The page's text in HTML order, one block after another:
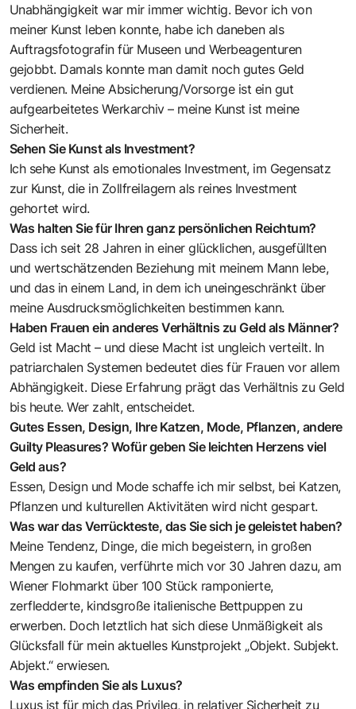
Unabhängigkeit war mir immer wichtig. Bevor ich von
meiner Kunst leben konnte, habe ich daneben als
Auftragsfotografin für Museen und Werbeagenturen
gejobbt. Damals konnte man damit noch gutes Geld
verdienen. Meine Absicherung/Vorsorge ist ein gut
aufgearbeitetes Werkarchiv – meine Kunst ist meine
Sicherheit.
Sehen Sie Kunst als Investment?
Ich sehe Kunst als emotionales Investment, im Gegensatz
zur Kunst, die in Zollfreilagern als reines Investment
gehortet wird.
Was halten Sie für Ihren ganz persönlichen Reichtum?
Dass ich seit 28 Jahren in einer glücklichen, ausgefüllten
und wertschätzenden Beziehung mit meinem Mann lebe,
und das in einem Land, in dem ich uneingeschränkt über
meine Ausdrucksmöglichkeiten bestimmen kann.
Haben Frauen ein anderes Verhältnis zu Geld als Männer?
Geld ist Macht – und diese Macht ist ungleich verteilt. In
patriarchalen Systemen bedeutet dies für Frauen vor allem
Abhängigkeit. Diese Erfahrung prägt das Verhältnis zu Geld
bis heute. Wer zahlt, entscheidet.
Gutes Essen, Design, Ihre Katzen, Mode, Pflanzen, andere
Guilty Pleasures? Wofür geben Sie leichten Herzens viel
Geld aus?
Essen, Design und Mode schaffe ich mir selbst, bei Katzen,
Pflanzen und kulturellen Aktivitäten wird nicht gespart.
Was war das Verrückteste, das Sie sich je geleistet haben?
Meine Tendenz, Dinge, die mich begeistern, in großen
Mengen zu kaufen, verführte mich vor 30 Jahren dazu, am
Wiener Flohmarkt über 100 Stück ramponierte,
zerfledderte, kindsgroße italienische Bettpuppen zu
erwerben. Doch letztlich hat sich diese Unmäßigkeit als
Glücksfall für mein aktuelles Kunstprojekt „Objekt. Subjekt.
Abjekt.“ erwiesen.
Was empfinden Sie als Luxus?
Luxus ist für mich das Privileg, in relativer Sicherheit zu